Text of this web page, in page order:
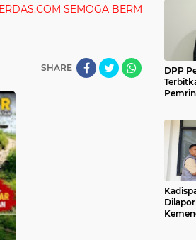
BERMANFAAT UNTUK ANDA
SHARE
DPP